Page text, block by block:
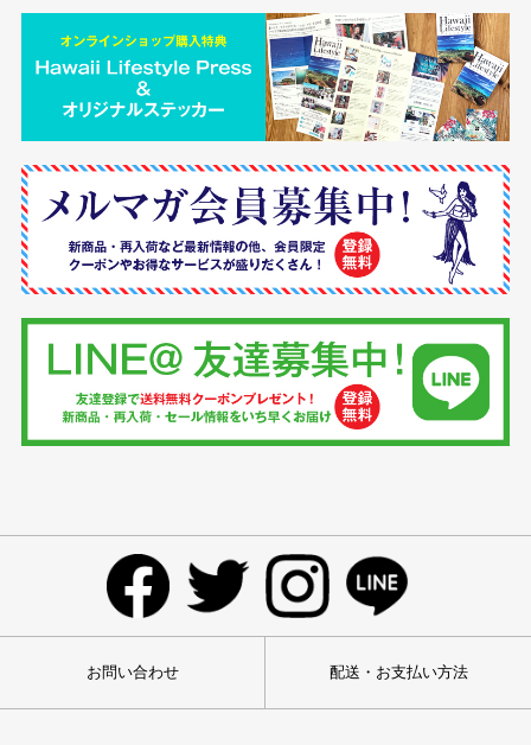
お問い合わせ 配送・お支払い方法